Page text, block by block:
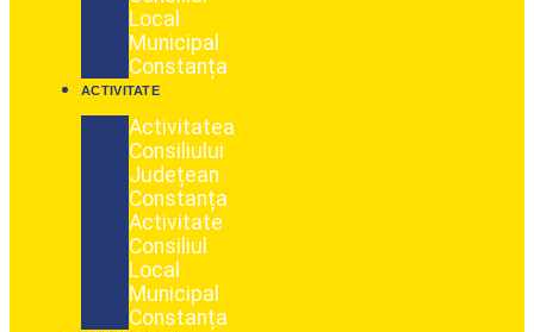
Local
Municipal
Constanța
ACTIVITATE
Activitatea
Consiliului
Județean
Constanța
Activitate
Consiliul
Local
Municipal
Constanța